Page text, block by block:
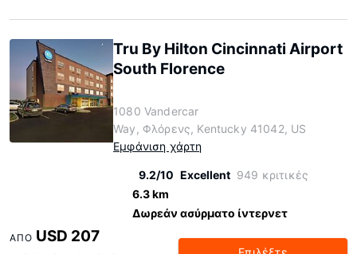
Tru By Hilton Cincinnati Airport
South Florence
1080 Vandercar
Way, Φλόρενς, Kentucky 41042, US
Εμφάνιση χάρτη
9.2/10 Excellent 949 κριτικές
6.3 km
Δωρεάν ασύρματο ίντερνετ
ΑΠΌ USD 207